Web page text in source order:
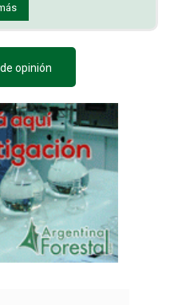
opinión